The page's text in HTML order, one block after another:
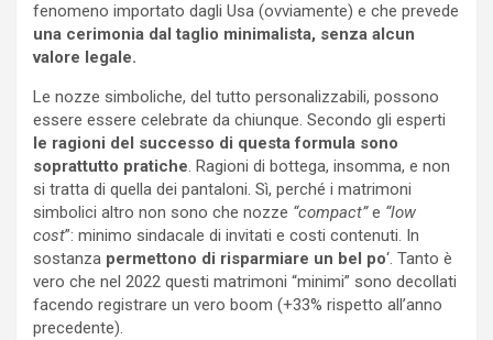
fenomeno importato dagli Usa (ovviamente) e che prevede
una cerimonia dal taglio minimalista, senza alcun
valore legale.
Le nozze simboliche, del tutto personalizzabili, possono
essere essere celebrate da chiunque. Secondo gli esperti
le ragioni del successo di questa formula sono
soprattutto pratiche. Ragioni di bottega, insomma, e non
si tratta di quella dei pantaloni. Sì, perché i matrimoni
simbolici altro non sono che nozze “compact”e “low
cost”: minimo sindacale di invitati e costi contenuti. In
sostanza permettono di risparmiare un bel po‘. Tanto è
vero che nel 2022 questi matrimoni “minimi” sono decollati
facendo registrare un vero boom (+33% rispetto all’anno
precedente).